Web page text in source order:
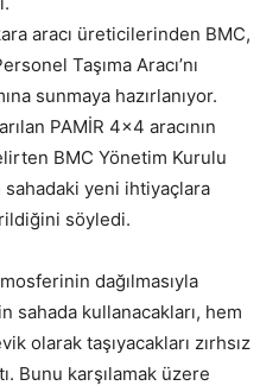
aracı üreticilerinden BMC,
Taşıma Aracı’nı
sunmaya hazırlanıyor.
PAMİR 4×4 aracının
BMC Yönetim Kurulu
sahadaki yeni ihtiyaçlara
söyledi.
dağılmasıyla
sahada kullanacakları, hem
olarak taşıyacakları zırhsız
Bunu karşılamak üzere